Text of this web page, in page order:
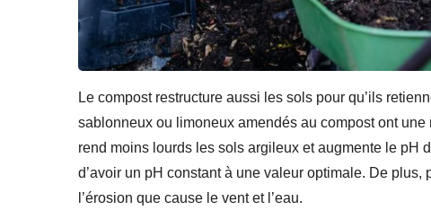
Le compost restructure aussi les sols pour qu’ils
sablonneux ou limoneux amendés au compost ont
rend moins lourds les sols argileux et augmente le pH
d’avoir un pH constant à une valeur optimale. De
l’érosion que cause le vent et l’eau.